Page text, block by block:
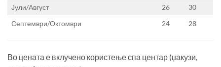
Јули/Август
26
30
Септември/Октомври
24 28
Во цената е вклучено користење спа центар (џакузи,